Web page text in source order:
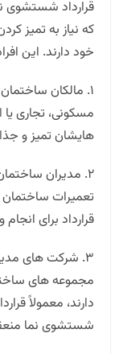
قرارداد شستشوی
که نیاز به تمیز
خود دارند. این
1. مالکان
مسکونی، تجاری
هایشان تمیز و
2. مدیران
تعمیرات ساختمان
قرارداد برای
3. شرکت های
مجموعه های
دارند، معمولاً
شستشوی نما